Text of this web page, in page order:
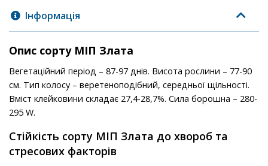
Інформація
Опис сорту МІП Злата
Вегетаційний період – 87-97 днів. Висота рослини – 77-90
см. Тип колосу – веретеноподібний, середньої щільності.
Вміст клейковини складає 27,4-28,7%. Сила борошна – 280-
295 W.
Стійкість сорту МІП Злата до хвороб та
стресових факторів